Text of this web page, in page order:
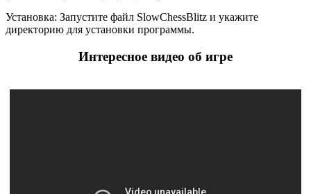
Установка: Запустите файл SlowChessBlitz и укажите
директорию для установки программы.
Интересное видео об игре